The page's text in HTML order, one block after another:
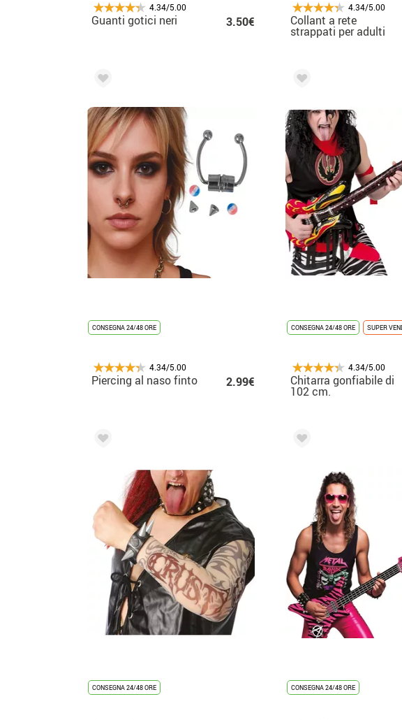
4.34/5.00
Guanti gotici neri 3.50€
4.34/5.00
Collant a rete
strappati per adulti
CONSEGNA 24/48 ORE
4.34/5.00
Piercing al naso finto 2.99€
CONSEGNA 24/48 ORE SUPER
4.34/5.00
Chitarra gonfiabile di
102 cm.
CONSEGNA 24/48 ORE CONSEGNA 24/48 ORE